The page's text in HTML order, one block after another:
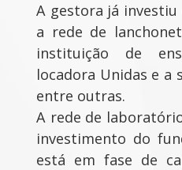
A gestora já
a rede de
instituição de
locadora Unidas e a
entre outras.
A rede de
investimento do
está em fase de